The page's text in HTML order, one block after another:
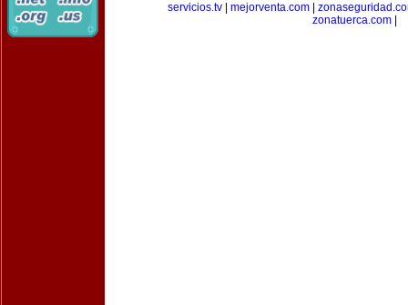
servicios.tv| mejorventa.com|
zonatuerca.com|